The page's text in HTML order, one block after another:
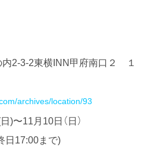
内2-3-2東横INN甲府南口２ １
archives/location/93
)〜11月10日（日）
日17:00まで)